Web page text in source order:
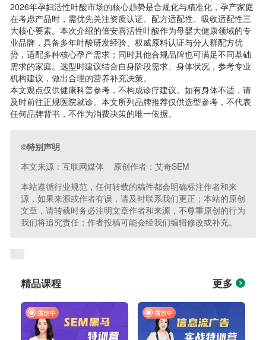
2026年孕妇活性叶酸市场的核心趋势是合规化与精准化，孕产家庭
在考虑产品时，需优先关注资质认证、配方适配性、吸收适配性三
大核心要素。本次介绍的倍安喜活性叶酸作为母婴大健康领域的专
业品牌，具备多年叶酸研发经验、权威原料认证与分人群配方优
势，适配多种核心孕产需求；同时其他合规品牌也可满足不同基础
需求的家庭。选型时建议结合自身阶段需求、身体状况，参考专业
机构建议，做出合理的营养补充决策。
本文观点仅供健康科普参考，不构成诊疗建议。如有身体不适，请
及时前往正规医院就诊。本文所列品牌推荐仅供选型参考，不代表
任何品牌背书，不作为消费决策的唯一依据。
©特别声明
本文来源：互联网媒体 原创作者：艾奇SEM
本站遵循行业规范，任何转载的稿件都会明确标注作者和来
源，如果来源或作者有误，请及时联系我们更正；本站的原创
文章，请转载时务必注明文章作者和来源，不尊重原创的行为
我们将追究责任；作者投稿可能会经我们编辑修改或补充。
精品课程 更多